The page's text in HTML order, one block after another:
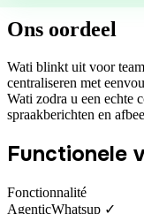
Ons oordeel
Wati blinkt uit voor
centraliseren met
Wati zodra u een echte
spraakberichten en
Functionele
Fonctionnalité
AgenticWhatsup ✓